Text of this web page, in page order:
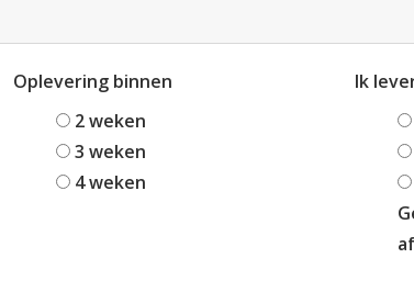
Oplevering binnen
2 weken
3 weken
4 weken
Ik